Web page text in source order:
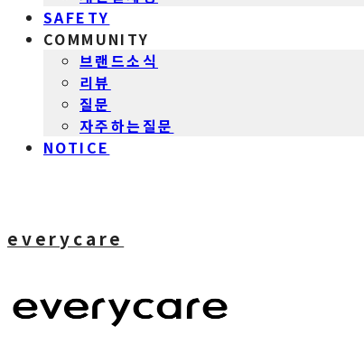
SAFETY
COMMUNITY
브랜드소식
리뷰
질문
자주하는질문
NOTICE
everycare